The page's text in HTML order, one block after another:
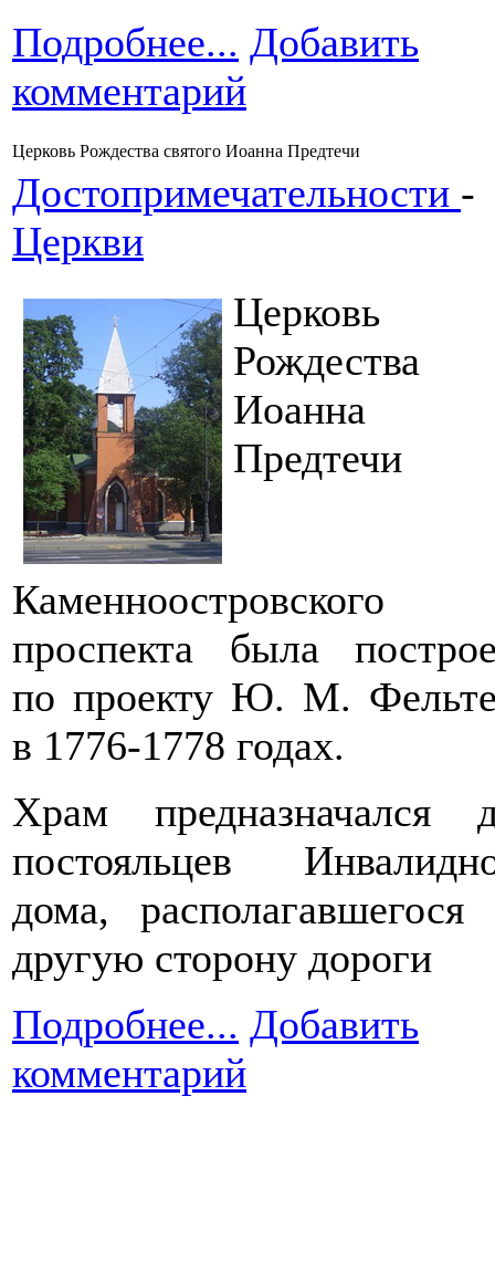
Подробнее... Добавить
комментарий
Церковь Рождества святого Иоанна Предтечи
Достопримечательности -
Церкви
Церковь
Рождества
Иоанна
Каменноостровского
проспекта была
по проекту Ю. М.
в 1776-1778 годах.
Храм предназначался
постояльцев
дома, располагавшегося
другую сторону дороги
Подробнее... Добавить
комментарий